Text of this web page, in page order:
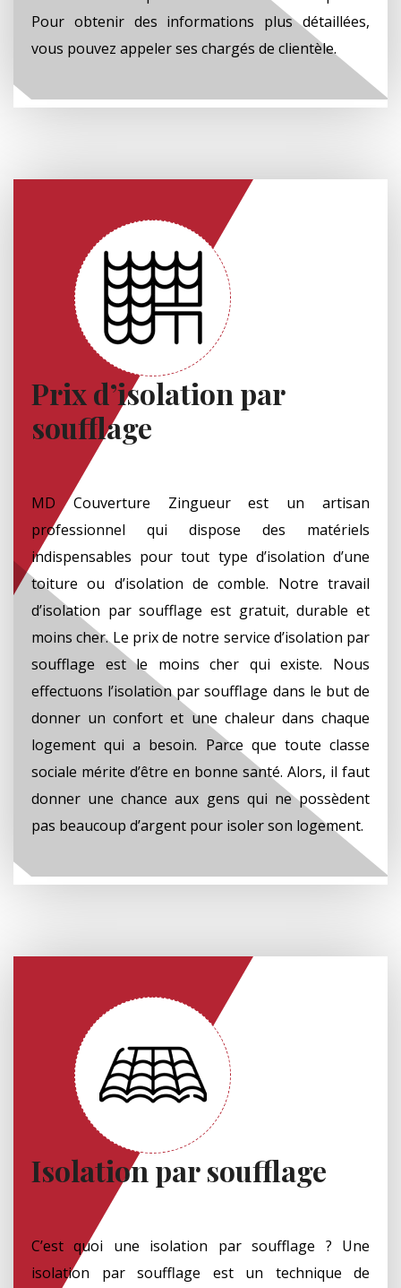
Pour obtenir des informations plus détaillées,
vous pouvez appeler ses chargés de clientèle.
Prix d’isolation par
soufflage
MD Couverture Zingueur est un artisan
professionnel qui dispose des matériels
indispensables pour tout type d’isolation d’une
toiture ou d’isolation de comble. Notre travail
d’isolation par soufflage est gratuit, durable et
moins cher. Le prix de notre service d’isolation par
soufflage est le moins cher qui existe. Nous
effectuons l’isolation par soufflage dans le but de
donner un confort et une chaleur dans chaque
logement qui a besoin. Parce que toute classe
sociale mérite d’être en bonne santé. Alors, il faut
donner une chance aux gens qui ne possèdent
pas beaucoup d’argent pour isoler son logement.
Isolation par soufflage
C’est quoi une isolation par soufflage ? Une
isolation par soufflage est un technique de